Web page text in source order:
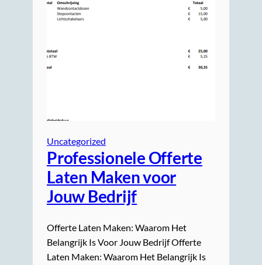
Uncategorized
Professionele Offerte
Laten Maken voor
Jouw Bedrijf
Offerte Laten Maken: Waarom Het
Belangrijk Is Voor Jouw Bedrijf Offerte
Laten Maken: Waarom Het Belangrijk Is